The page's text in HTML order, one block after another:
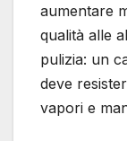
aumentare
qualità alle
pulizia: un
deve
vapori e